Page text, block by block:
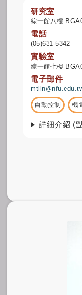
研究室
綜一館八樓
電話
(05)631-5342
實驗室
綜一館七樓
電子郵件
自動控制 機
詳細介紹 (